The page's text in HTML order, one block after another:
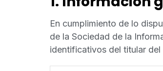
En cumplimiento de lo
de la Sociedad de la
identificativos del titular del